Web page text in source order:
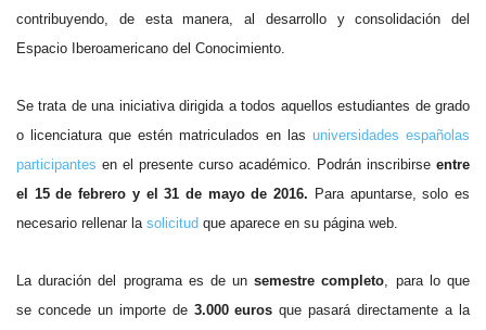
contribuyendo, de esta manera, al desarrollo y consolidación del
Espacio Iberoamericano del Conocimiento.
Se trata de una iniciativa dirigida a todos aquellos estudiantes de grado
o licenciatura que estén matriculados en las universidades españolas
participantes en el presente curso académico. Podrán inscribirse entre
el
15 de febrero y el 31 de mayo de 2016. Para apuntarse, solo es
necesario rellenar la solicitud que aparece en su página web.
La duración del programa es de unsemestre completo, para lo que
se concede un importe de 3.000 euros que pasará directamente a la